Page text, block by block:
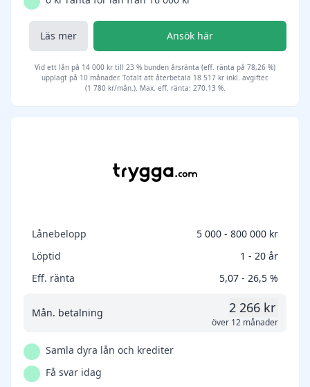
Läs mer Ansök här
Vid ett lån på 14 000 kr till 23 % bunden årsränta (eff. ränta på 78,26 %)
upplagt på 10 månader. Totalt att återbetala 18 517 kr inkl. avgifter.
(1 780 kr/mån.). Max. eff. ränta: 270.13 %.
Lånebelopp
5 000 - 800 000 kr
Löptid
1 - 20 år
Eff. ränta
5,07 - 26,5 %
Mån. betalning 2 266 kr
över 12 månader
Samla dyra lån och krediter
Få svar idag